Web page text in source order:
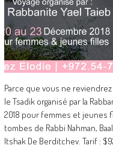
Parce que vous ne
le Tsadik organisé par la
2018 pour femmes et jeunes
tombes de Rabbi Nahman,
Itshak De Berditchev. Tarif :